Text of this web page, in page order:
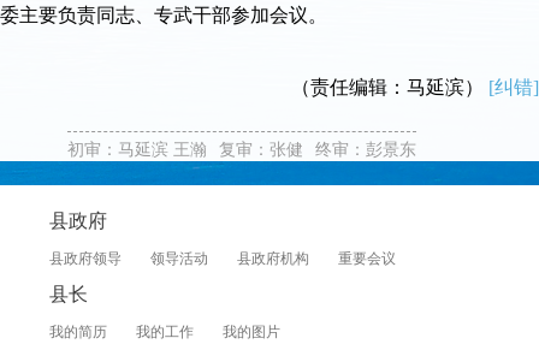
委主要负责同志、专武干部参加会议。
（责任编辑：马延滨） [纠错]
初审：马延滨 王瀚 复审：张健 终审：彭景东
县政府
县政府领导 领导活动 县政府机构 重要会议
县长
我的简历 我的工作 我的图片